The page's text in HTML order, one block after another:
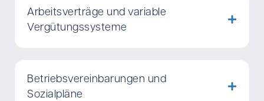
Arbeitsverträge und variable
Vergütungssysteme
Betriebsvereinbarungen und
Sozialpläne